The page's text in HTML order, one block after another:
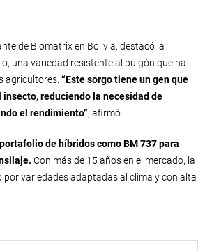
de Biomatrix en Bolivia, destacó la
una variedad resistente al pulgón que ha
agricultores. “Este sorgo tiene un gen que
insecto, reduciendo la necesidad de
el rendimiento”, afirmó.
de híbridos como BM 737 para
Con más de 15 años en el mercado, la
variedades adaptadas al clima y con alta